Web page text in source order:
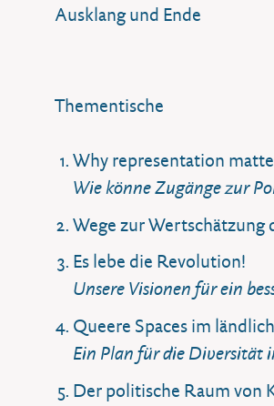
Ausklang und Ende
Thementische
Why representation
Wie könne Zugänge zur
Wege zur Wertschätzung
Es lebe die Revolution!
Unsere Visionen für ein
Queere Spaces im
Ein Plan für die Diversität
Der politische Raum von